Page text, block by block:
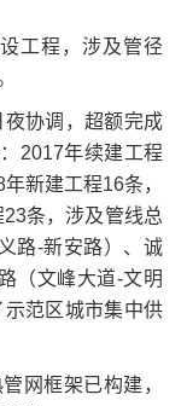
工程，涉及管径
协调，超额完成
2017年续建工程
新建工程16条，
条，涉及管线总
路-新安路）、诚
（文峰大道-文明
范区城市集中供
网框架已构建，